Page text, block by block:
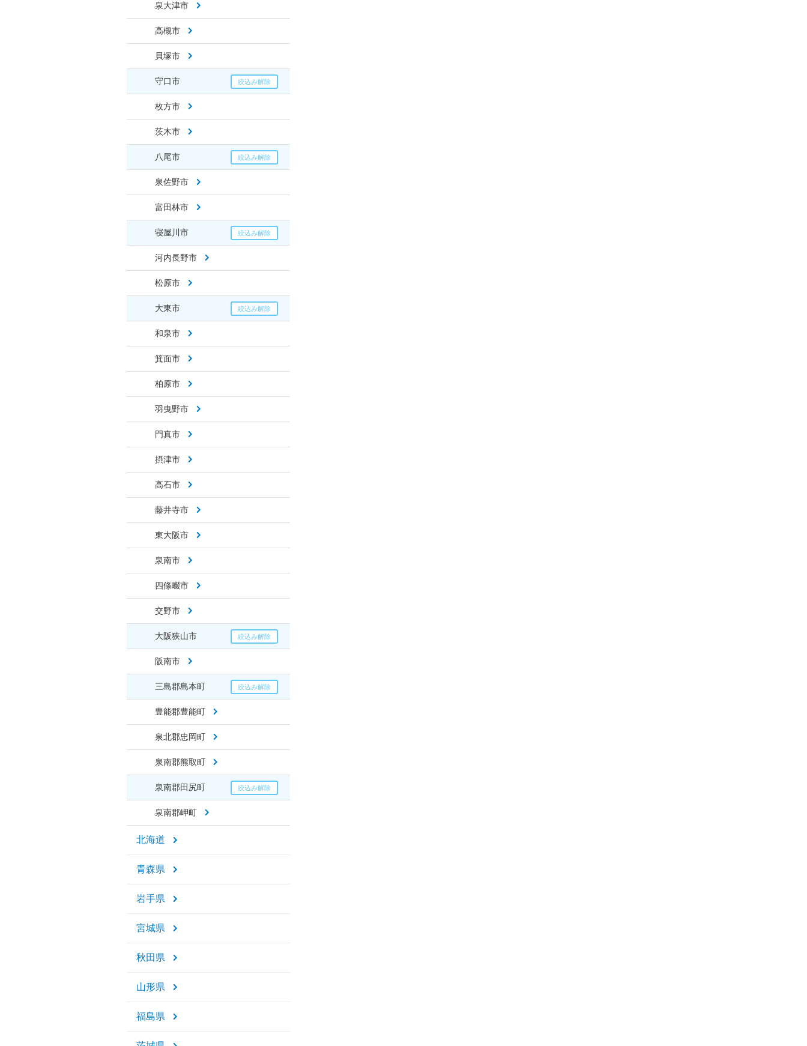
泉大津市
高槻市
貝塚市
守口市
枚方市
茨木市
八尾市
泉佐野市
富田林市
寝屋川市
河内長野市
松原市
大東市
和泉市
箕面市
柏原市
羽曳野市
門真市
摂津市
高石市
藤井寺市
東大阪市
泉南市
四條畷市
交野市
大阪狭山市
阪南市
三島郡島本町
豊能郡豊能町
泉北郡忠岡町
泉南郡熊取町
泉南郡田尻町
泉南郡岬町
北海道
青森県
岩手県
宮城県
秋田県
山形県
福島県